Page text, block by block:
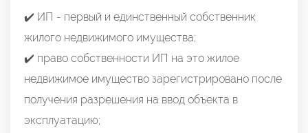
✔️ ИП - первый и единственный собственник
жилого недвижимого имущества;
✔️ право собственности ИП на это жилое
недвижимое имущество зарегистрировано после
получения разрешения на ввод объекта в
эксплуатацию;